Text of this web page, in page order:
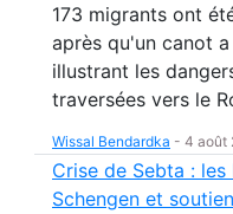
173 migrants ont
après qu'un canot
illustrant les
traversées vers le
Wissal Bendardka - 4 août
Crise de Sebta :
Schengen et